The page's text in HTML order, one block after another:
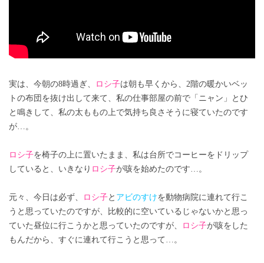
実は、今朝の8時過ぎ、 ロシ子は朝も早くから、2階の暖かいベッ
トの布団を抜け出して来て、私の仕事部屋の前で「ニャン」とひ
と鳴きして、私の太ももの上で気持ち良さそうに寝ていたのです
が…。
ロシ子を椅子の上に置いたまま、私は台所でコーヒーをドリップ
していると、いきなり ロシ子が咳を始めたのです…。
元々、今日は必ず、 ロシ子と アビのすけを動物病院に連れて行こ
うと思っていたのですが、比較的に空いているじゃないかと思っ
ていた昼位に行こうかと思っていたのですが、
ロシ子が咳をした
もんだから、すぐに連れて行こうと思って…。